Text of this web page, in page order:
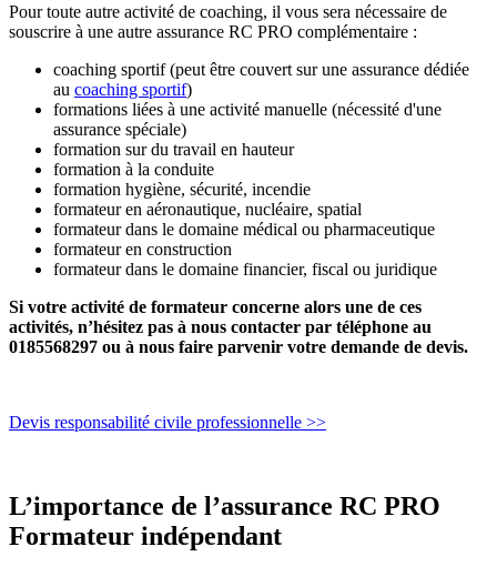
Pour toute autre activité de coaching, il vous sera nécessaire de
souscrire à une autre assurance RC PRO complémentaire :
coaching sportif (peut être couvert sur une assurance dédiée
au coaching sportif)
formations liées à une activité manuelle (nécessité d'une
assurance spéciale)
formation sur du travail en hauteur
formation à la conduite
formation hygiène, sécurité, incendie
formateur en aéronautique, nucléaire, spatial
formateur dans le domaine médical ou pharmaceutique
formateur en construction
formateur dans le domaine financier, fiscal ou juridique
Si votre activité de formateur concerne alors une de ces
activités, n’hésitez pas à nous contacter par téléphone au
0185568297 ou à nous faire parvenir votre demande de devis.
Devis responsabilité civile professionnelle >>
L’importance de l’assurance RC PRO
Formateur indépendant